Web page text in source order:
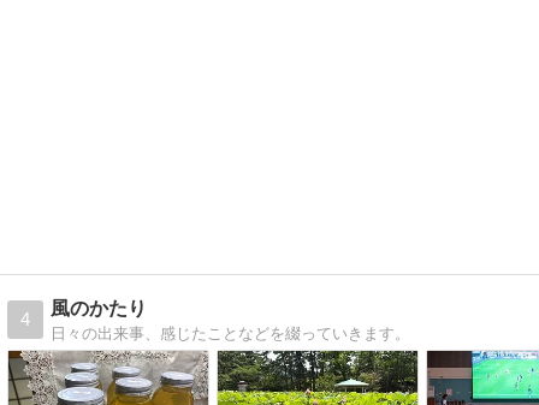
4
風のかたり
日々の出来事、感じたことなどを綴っていきます。